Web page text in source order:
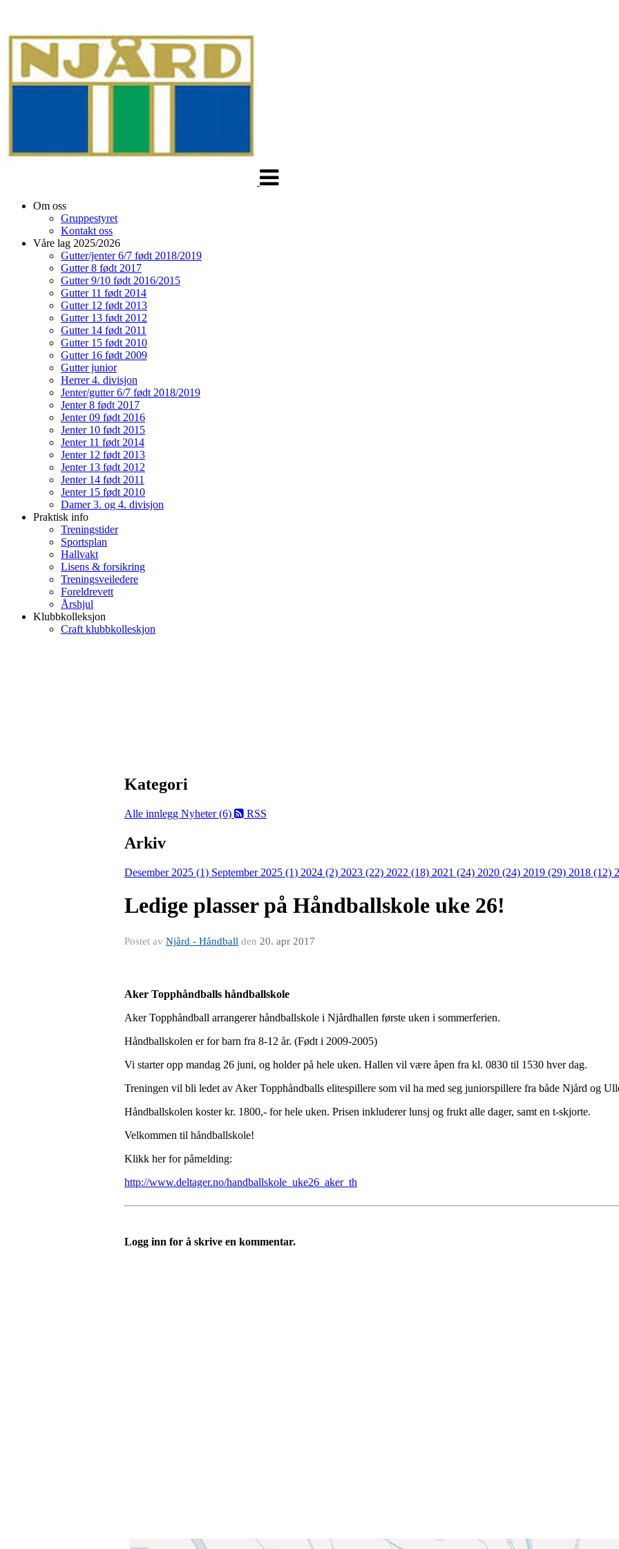
Om oss
Gruppestyret
Kontakt oss
Våre lag 2025/2026
Gutter/jenter 6/7 født 2018/2019
Gutter 8 født 2017
Gutter 9/10 født 2016/2015
Gutter 11 født 2014
Gutter 12 født 2013
Gutter 13 født 2012
Gutter 14 født 2011
Gutter 15 født 2010
Gutter 16 født 2009
Gutter junior
Herrer 4. divisjon
Jenter/gutter 6/7 født 2018/2019
Jenter 8 født 2017
Jenter 09 født 2016
Jenter 10 født 2015
Jenter 11 født 2014
Jenter 12 født 2013
Jenter 13 født 2012
Jenter 14 født 2011
Jenter 15 født 2010
Damer 3. og 4. divisjon
Praktisk info
Treningstider
Sportsplan
Hallvakt
Lisens & forsikring
Treningsveiledere
Foreldrevett
Årshjul
Klubbkolleksjon
Craft klubbkolleskjon
Kategori
Alle innlegg Nyheter (6) RSS
Arkiv
Desember 2025 (1) September 2025 (1) 2024 (2) 2023 (22) 2022 (18) 2021 (24) 2020 (24) 2019 (29) 2018 (12)
Ledige plasser på Håndballskole uke 26!
Postet av Njård - Håndball den 20. apr 2017
Aker Topphåndballs håndballskole
Aker Topphåndball arrangerer håndballskole i Njårdhallen første uken i sommerferien.
Håndballskolen er for barn fra 8-12 år. (Født i 2009-2005)
Vi starter opp mandag 26 juni, og holder på hele uken. Hallen vil være åpen fra kl. 0830 til 1530 hver dag.
Treningen vil bli ledet av Aker Topphåndballs elitespillere som vil ha med seg juniorspillere fra både Njård og
Håndballskolen koster kr. 1800,- for hele uken. Prisen inkluderer lunsj og frukt alle dager, samt en t-skjorte.
Velkommen til håndballskole!
Klikk her for påmelding:
http://www.deltager.no/handballskole_uke26_aker_th
Logg inn for å skrive en kommentar.